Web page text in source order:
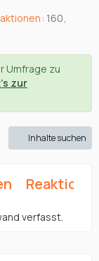
160
Umfrage zu
zur
Inhalte suchen
verfasst.